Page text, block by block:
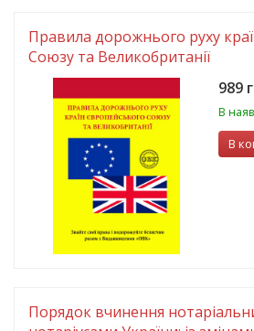
Правила дорожнього руху
Союзу та Великобританії
989
В
В
Порядок вчинення